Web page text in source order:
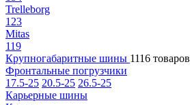
Trelleborg
123
Mitas
119
Крупногабаритные шины 1116 товаров
Фронтальные погрузчики
17.5-25 20.5-25 26.5-25
Карьерные шины